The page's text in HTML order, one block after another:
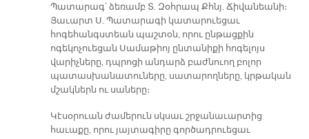
Պատարագ՝ ձեռամբ Տ. Զօհրապ Քհնյ. Ճիվանեանի։
Յաւարտ Ս. Պատարագի կատարուեցաւ
հոգեհանգստեան պաշտօն, որու ընթացքին
ոգեկոչուեցան Սամաթիոյ ընտանիքի հոգելոյս
վարիչները, դպրոցի անդարձ բաժնուող բոլոր
պատասխանատուները, սատարողները, կրթական
մշակներն ու սաները։
Կէսօրուան ժամերուն սկսաւ շրջանաւարտից
հաւաքը, որու յայտագիրը գործադրուեցաւ